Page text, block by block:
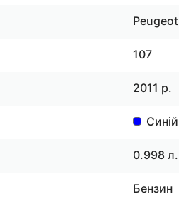
Peugeot
107
2011 р.
Синій
0.998 л.
Бензин